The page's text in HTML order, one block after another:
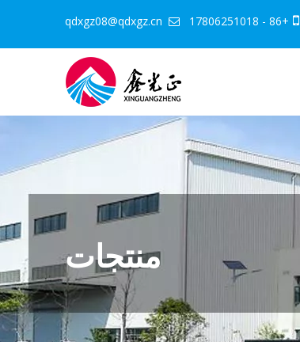

+86 - 17806251018

qdxgz08@qdxgz.cn
منتجات